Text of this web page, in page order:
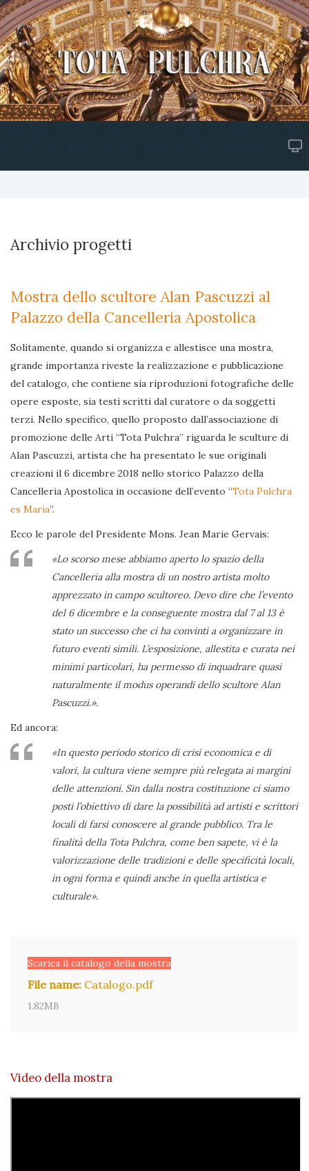
Archivio progetti
Mostra dello scultore Alan Pascuzzi al
Palazzo della Cancelleria Apostolica
Solitamente, quando si organizza e allestisce una mostra,
grande importanza riveste la realizzazione e pubblicazione
del catalogo, che contiene sia riproduzioni fotografiche delle
opere esposte, sia testi scritti dal curatore o da soggetti
terzi. Nello specifico, quello proposto dall’associazione di
promozione delle Arti “Tota Pulchra” riguarda le sculture di
Alan Pascuzzi, artista che ha presentato le sue originali
creazioni il 6 dicembre 2018 nello storico Palazzo della
Cancelleria Apostolica in occasione dell’evento “Tota Pulchra
es Maria”.
Ecco le parole del Presidente Mons. Jean Marie Gervais:
«Lo scorso mese abbiamo aperto lo spazio della
Cancelleria alla mostra di un nostro artista molto
apprezzato in campo scultoreo. Devo dire che l’evento
del 6 dicembre e la conseguente mostra dal 7 al 13 è
stato un successo che ci ha convinti a organizzare in
futuro eventi simili. L’esposizione, allestita e curata nei
minimi particolari, ha permesso di inquadrare quasi
naturalmente il modus operandi dello scultore Alan
Pascuzzi.».
Ed ancora:
«In questo periodo storico di crisi economica e di
valori, la cultura viene sempre più relegata ai margini
delle attenzioni. Sin dalla nostra costituzione ci siamo
posti l’obiettivo di dare la possibilità ad artisti e scrittori
locali di farsi conoscere al grande pubblico. Tra le
finalità della Tota Pulchra, come ben sapete, vi è la
valorizzazione delle tradizioni e delle specificità locali,
in ogni forma e quindi anche in quella artistica e
culturale».
Scarica il catalogo della mostra
File name: Catalogo.pdf
1.82MB
Video della mostra